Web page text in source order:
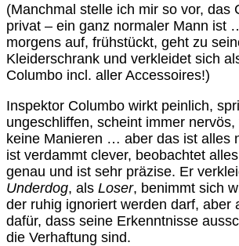
(Manchmal stelle ich mir so vor, das
privat – ein ganz normaler Mann ist
morgens auf, frühstückt, geht zu
Kleiderschrank und verkleidet sich
Columbo incl. aller Accessoires!)
Inspektor Columbo wirkt peinlich,
ungeschliffen, scheint immer
keine Manieren … aber das ist alles
ist verdammt clever, beobachtet
genau und ist sehr präzise. Er
Underdog, als Loser, benimmt sich
der ruhig ignoriert werden darf, aber
dafür, dass seine Erkenntnisse
die Verhaftung sind.